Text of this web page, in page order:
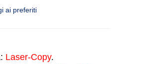
ai preferiti
Laser-Copy.